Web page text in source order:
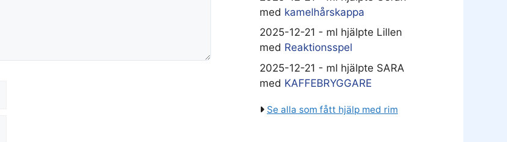
med kamelhårskappa
2025-12-21 - ml hjälpte Lillen
med Reaktionsspel
2025-12-21 - ml hjälpte SARA
med KAFFEBRYGGARE
Se alla som fått hjälp med rim